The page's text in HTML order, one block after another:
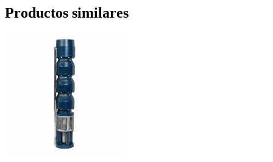
Productos similares